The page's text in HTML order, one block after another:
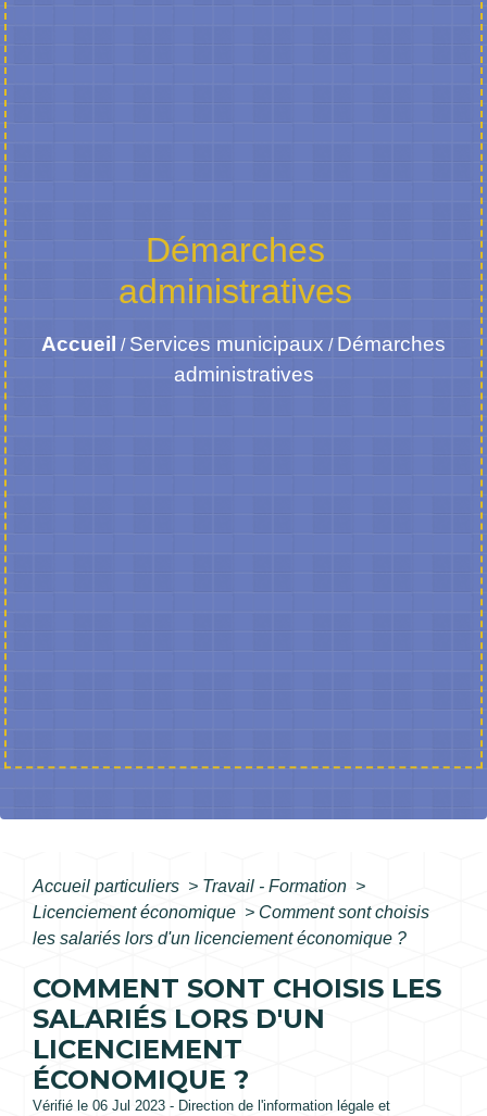
Démarches
administratives
Accueil / Services municipaux / Démarches
administratives
Accueil particuliers > Travail - Formation >
Licenciement économique > Comment sont choisis
les salariés lors d'un licenciement économique ?
COMMENT SONT CHOISIS LES
SALARIÉS LORS D'UN
LICENCIEMENT
ÉCONOMIQUE ?
Vérifié le 06 Jul 2023 - Direction de l'information légale et